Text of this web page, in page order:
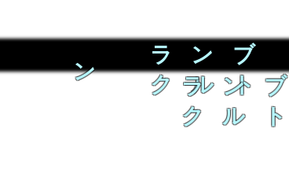
ン
ラ ン ブ
ク ル ト
ラ ン ブ
ク ル ト